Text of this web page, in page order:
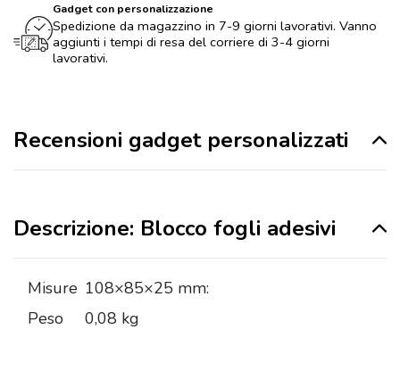
Gadget con personalizzazione
Spedizione da magazzino in 7-9 giorni lavorativi. Vanno
aggiunti i tempi di resa del corriere di 3-4 giorni
lavorativi.
Recensioni gadget personalizzati
Descrizione: Blocco fogli adesivi
Misure 108×85×25 mm:
Peso
0,08 kg